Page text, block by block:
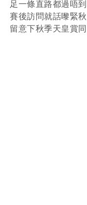
足一條直路都過唔
賽後訪問就話嚟緊
留意下秋季天皇賞